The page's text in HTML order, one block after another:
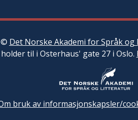
© Det Norske Akademi for Språk
holder til i Osterhaus' gate 27 i Oslo.
bruk av informasjonskapsler/